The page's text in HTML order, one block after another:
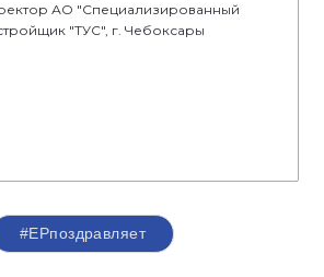
АО "Специализированный
"ТУС", г. Чебоксары
#ЕРпоздравляет